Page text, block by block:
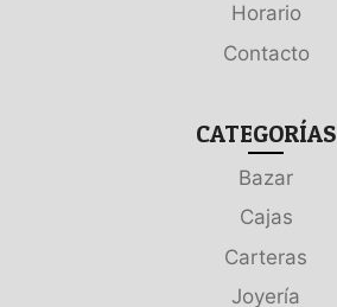
Horario
Contacto
CATEGORÍAS
Bazar
Cajas
Carteras
Joyería